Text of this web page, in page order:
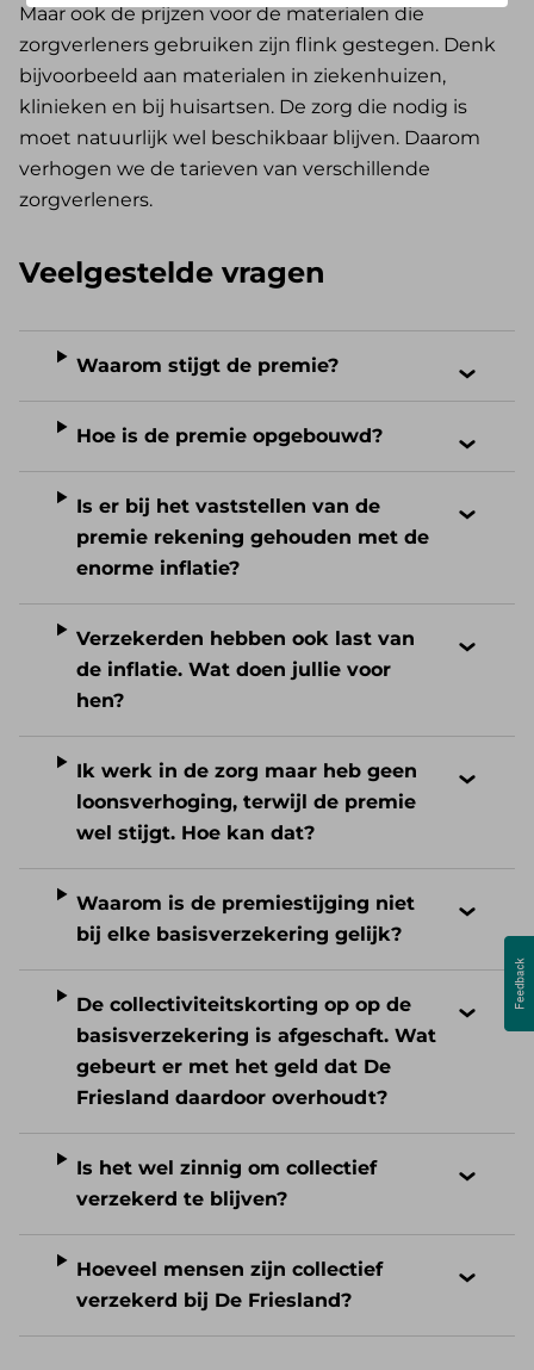
Maar ook de prijzen voor de materialen die
zorgverleners gebruiken zijn flink gestegen. Denk
bijvoorbeeld aan materialen in ziekenhuizen,
klinieken en bij huisartsen. De zorg die nodig is
moet natuurlijk wel beschikbaar blijven. Daarom
verhogen we de tarieven van verschillende
zorgverleners.
Veelgestelde vragen
Waarom stijgt de premie?
Hoe is de premie opgebouwd?
Is er bij het vaststellen van de
premie rekening gehouden met de
enorme inflatie?
Verzekerden hebben ook last van
de inflatie. Wat doen jullie voor
hen?
Ik werk in de zorg maar heb geen
loonsverhoging, terwijl de premie
wel stijgt. Hoe kan dat?
Waarom is de premiestijging niet
bij elke basisverzekering gelijk?
De collectiviteitskorting op op de
basisverzekering is afgeschaft. Wat
gebeurt er met het geld dat De
Friesland daardoor overhoudt?
Is het wel zinnig om collectief
verzekerd te blijven?
Hoeveel mensen zijn collectief
verzekerd bij De Friesland?